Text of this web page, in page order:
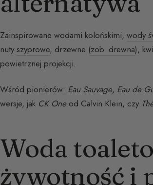
Zainspirowane wodami kolońskimi, wody
nuty szyprowe, drzewne (zob. drewna),
powietrznej projekcji.
Wśród pionierów: Eau Sauvage, Eau de
wersje, jak CK Oneod Calvin Klein, czy
Woda
żywotność i